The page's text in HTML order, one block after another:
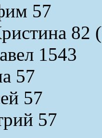
57
82
1543
57
57
57